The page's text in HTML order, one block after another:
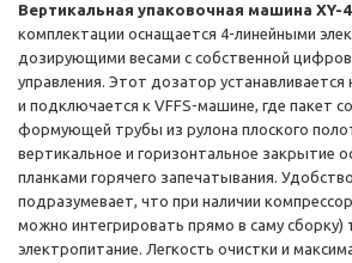
Вертикальная упаковочная машина XY-
комплектации оснащается 4-линейными
дозирующими весами с собственной
управления. Этот дозатор
и подключается к VFFS-машине, где пакет
формующей трубы из рулона плоского
вертикальное и горизонтальное закрытие
планками горячего запечатывания.
подразумевает, что при наличии
можно интегрировать прямо в саму сборку)
электропитание. Легкость очистки и